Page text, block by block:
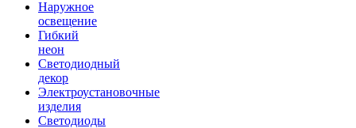
Наружное
освещение
Гибкий
неон
Светодиодный
декор
Электроустановочные
изделия
Светодиоды